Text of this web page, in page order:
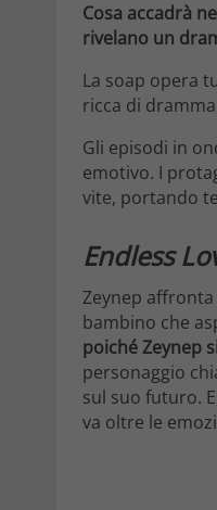
Cosa accadrà
rivelano un
La soap opera
ricca di
Gli episodi in
emotivo. I
vite, portando
Endless
Zeynep
bambino che
poiché Zeynep
personaggio
sul suo futuro.
va oltre le